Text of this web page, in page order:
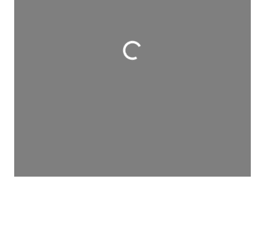
Wird geladen …